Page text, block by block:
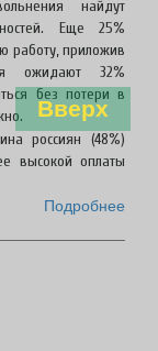
Вверх
найдут
Еще 25%
работу, приложив
ожидают 32%
без потери в
россиян (48%)
высокой оплаты
Подробнее